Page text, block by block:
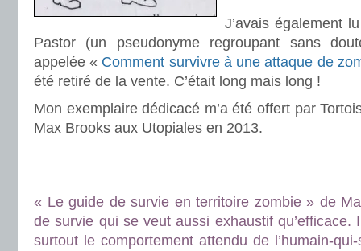
J’avais également
Pastor (un pseudonyme regroupant sans
appelée « Comment survivre à une attaque de
été retiré de la vente. C’était long mais long !
Mon exemplaire dédicacé m’a été offert par
Max Brooks aux Utopiales en 2013.
« Le guide de survie en territoire zombie » de
de survie qui se veut aussi exhaustif qu’efficace.
surtout le comportement attendu de l’humain-